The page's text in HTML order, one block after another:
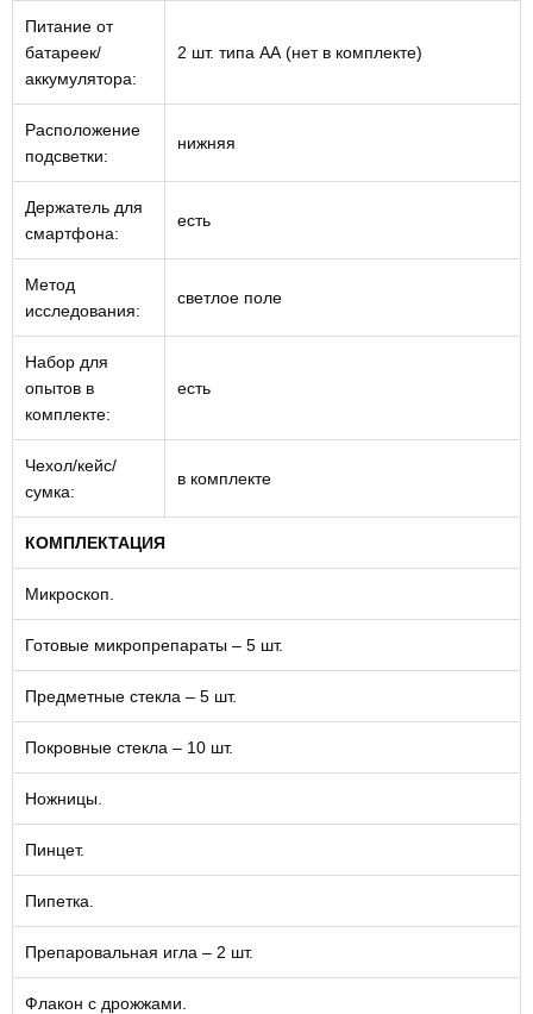
Питание от
батареек/
аккумулятора:
2 шт. типа АА (нет в комплекте)
Расположение
подсветки:
нижняя
Держатель для
смартфона:
есть
Метод
исследования:
светлое поле
Набор для
опытов в
комплекте:
есть
Чехол/кейс/
сумка:
в комплекте
КОМПЛЕКТАЦИЯ
Микроскоп.
Готовые микропрепараты – 5 шт.
Предметные стекла – 5 шт.
Покровные стекла – 10 шт.
Ножницы.
Пинцет.
Пипетка.
Препаровальная игла – 2 шт.
Флакон с дрожжами.